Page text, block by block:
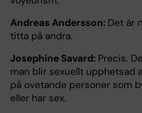
Andreas Andersson: Det är
titta på andra.
Josephine Savard: Precis.
man blir sexuellt upphetsad
på ovetande personer som
eller har sex.